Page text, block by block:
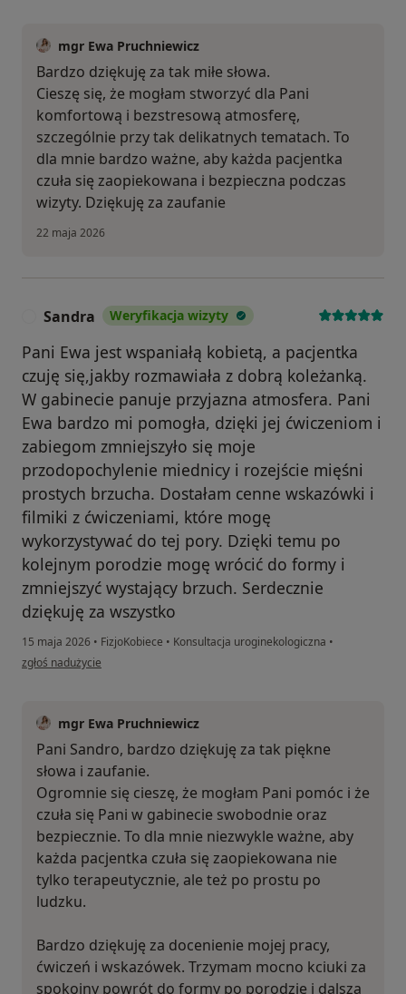
mgr Ewa Pruchniewicz
Bardzo dziękuję za tak miłe słowa.
Cieszę się, że mogłam stworzyć dla Pani
komfortową i bezstresową atmosferę,
szczególnie przy tak delikatnych tematach. To
dla mnie bardzo ważne, aby każda pacjentka
czuła się zaopiekowana i bezpieczna podczas
wizyty. Dziękuję za zaufanie
22 maja 2026
Sandra Weryfikacja wizyty
Pani Ewa jest wspaniałą kobietą, a pacjentka
czuję się,jakby rozmawiała z dobrą koleżanką.
W gabinecie panuje przyjazna atmosfera. Pani
Ewa bardzo mi pomogła, dzięki jej ćwiczeniom i
zabiegom zmniejszyło się moje
przodopochylenie miednicy i rozejście mięśni
prostych brzucha. Dostałam cenne wskazówki i
filmiki z ćwiczeniami, które mogę
wykorzystywać do tej pory. Dzięki temu po
kolejnym porodzie mogę wrócić do formy i
zmniejszyć wystający brzuch. Serdecznie
dziękuję za wszystko
15 maja 2026 • FizjoKobiece • Konsultacja uroginekologiczna •
w opinii użytkownika Sandra
zgłoś nadużycie
mgr Ewa Pruchniewicz
Pani Sandro, bardzo dziękuję za tak piękne
słowa i zaufanie.
Ogromnie się cieszę, że mogłam Pani pomóc i że
czuła się Pani w gabinecie swobodnie oraz
bezpiecznie. To dla mnie niezwykle ważne, aby
każda pacjentka czuła się zaopiekowana nie
tylko terapeutycznie, ale też po prostu po
ludzku.
Bardzo dziękuję za docenienie mojej pracy,
ćwiczeń i wskazówek. Trzymam mocno kciuki za
spokojny powrót do formy po porodzie i dalszą